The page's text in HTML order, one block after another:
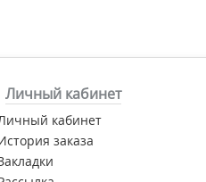
Личный кабинет
кабинет
заказа